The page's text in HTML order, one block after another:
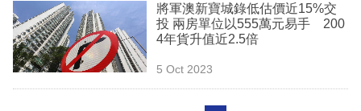
將軍澳新寶城錄低估價近15%交
投 兩房單位以555萬元易手 200
4年貨升值近2.5倍
5 Oct 2023